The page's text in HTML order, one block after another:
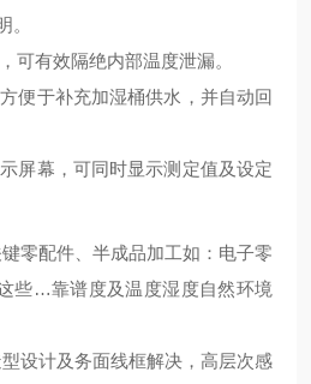
。
可有效隔绝内部温度泄漏。
便于补充加湿桶供水，并自动回
屏幕，可同时显示测定值及设定
零配件、半成品加工如：电子零
些…靠谱度及温度湿度自然环境
设计及务面线框解决，高层次感